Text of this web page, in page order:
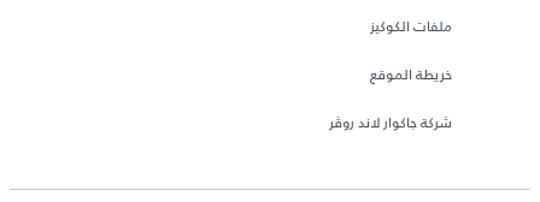
ملفات الكوكيز
خريطة الموقع
شركة جاكوار لاند روڤر